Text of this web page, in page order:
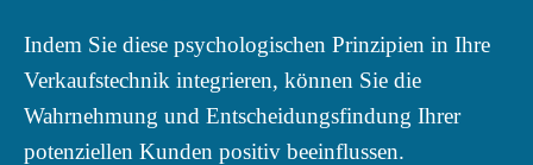
Indem Sie diese psychologischen Prinzipien in Ihre
Verkaufstechnik integrieren, können Sie die
Wahrnehmung und Entscheidungsfindung Ihrer
potenziellen Kunden positiv beeinflussen.